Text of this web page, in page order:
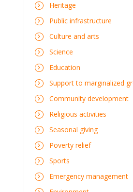
Heritage
Public infrastructure
Culture and arts
Science
Education
Support to marginalized
Community development
Religious activities
Seasonal giving
Poverty relief
Sports
Emergency management